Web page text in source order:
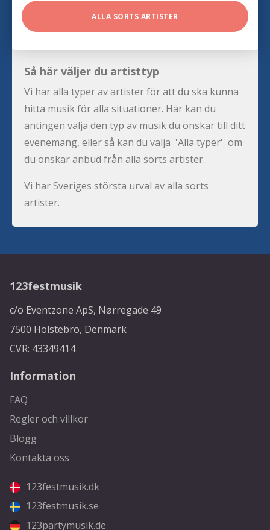
ALLA SORTS ARTISTER
Så här väljer du artisttyp
Vi har alla typer av artister för att du ska kunna
hitta musik för alla situationer. Här kan du
antingen välja den typ av musik du önskar till ditt
evenemang, eller så kan du välja ''Alla typer'' om
du önskar anbud från alla sorts artister.
Vi har Sveriges största urval av alla sorts
artister.
123festmusik
c/o Eventzone ApS, Nørregade 49
7500 Holstebro, Denmark
CVR: 43349414
Information
FAQ
Regler och villkor
Blogg
Kontakta oss
123festmusik.dk
123festmusik.se
123partymusik.de